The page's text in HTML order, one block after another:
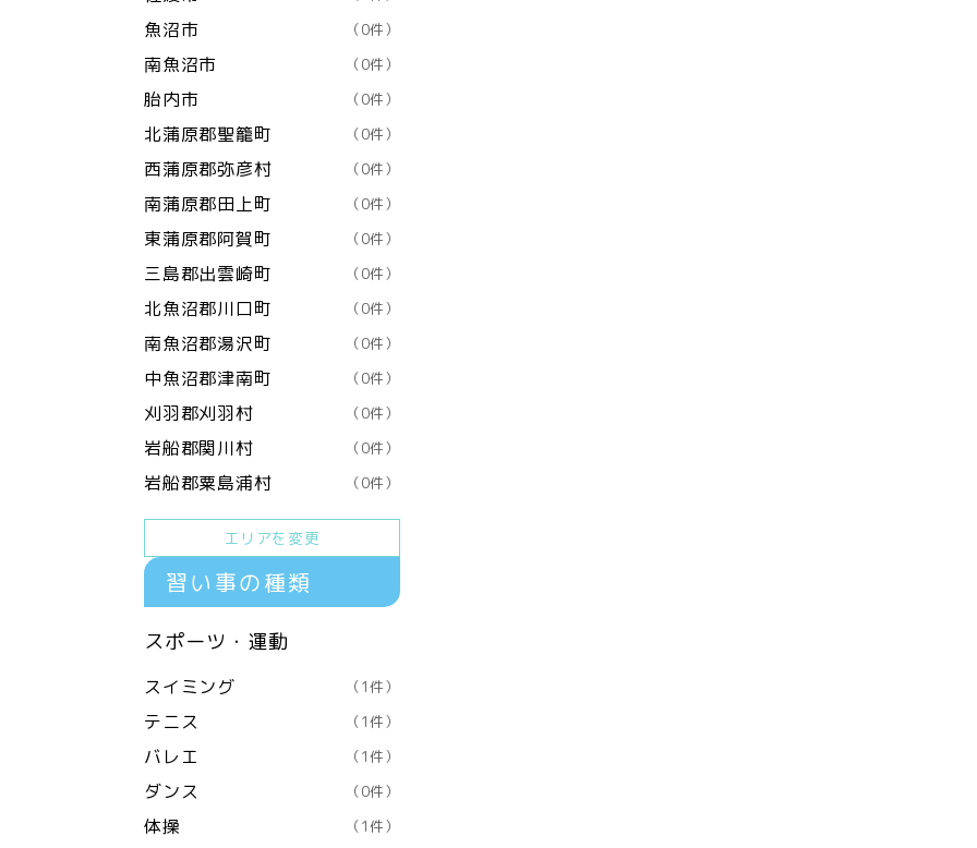
魚沼市 （0件）
南魚沼市 （0件）
胎内市 （0件）
北蒲原郡聖籠町 （0件）
西蒲原郡弥彦村 （0件）
南蒲原郡田上町 （0件）
東蒲原郡阿賀町 （0件）
三島郡出雲崎町 （0件）
北魚沼郡川口町 （0件）
南魚沼郡湯沢町 （0件）
中魚沼郡津南町 （0件）
刈羽郡刈羽村 （0件）
岩船郡関川村 （0件）
岩船郡粟島浦村 （0件）
エリアを変更
習い事の種類
スポーツ・運動
スイミング （1件）
テニス （1件）
バレエ （1件）
ダンス （0件）
体操 （1件）